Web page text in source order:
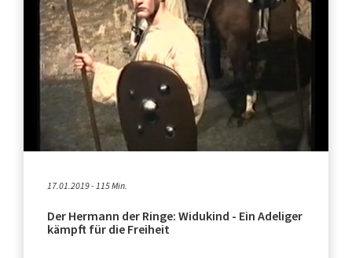
17.01.2019 - 115 Min.
Der Hermann der Ringe: Widukind - Ein Adeliger
kämpft für die Freiheit